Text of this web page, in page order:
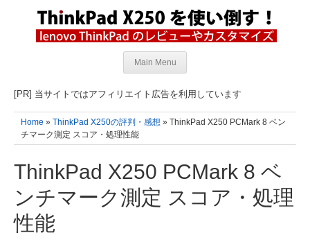
Main Menu
[PR] 当サイトではアフィリエイト広告を利用しています
Home » ThinkPad X250の評判・感想 » ThinkPad X250 PCMark 8 ベン
チマーク測定 スコア・処理性能
ThinkPad X250 PCMark 8 ベ
ンチマーク測定 スコア・処理
性能